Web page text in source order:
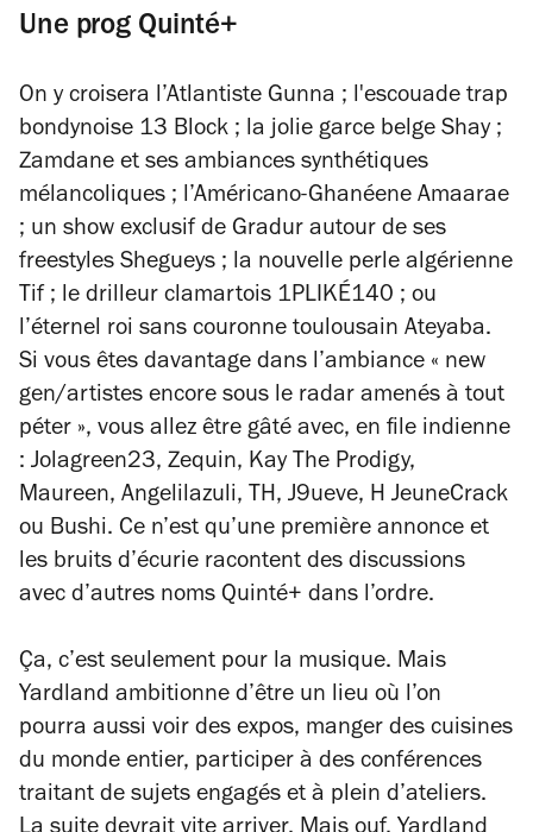
Une prog Quinté+
On y croisera l’Atlantiste Gunna ; l'escouade trap
bondynoise 13 Block ; la jolie garce belge Shay ;
Zamdane et ses ambiances synthétiques
mélancoliques ; l’Américano-Ghanéene Amaarae
; un show exclusif de Gradur autour de ses
freestyles Shegueys ; la nouvelle perle algérienne
Tif ; le drilleur clamartois 1PLIKÉ140 ; ou
l’éternel roi sans couronne toulousain Ateyaba.
Si vous êtes davantage dans l’ambiance « new
gen/artistes encore sous le radar amenés à tout
péter », vous allez être gâté avec, en file indienne
: Jolagreen23, Zequin, Kay The Prodigy,
Maureen, Angelilazuli, TH, J9ueve, H JeuneCrack
ou Bushi. Ce n’est qu’une première annonce et
les bruits d’écurie racontent des discussions
avec d’autres noms Quinté+ dans l’ordre.
Ça, c’est seulement pour la musique. Mais
Yardland ambitionne d’être un lieu où l’on
pourra aussi voir des expos, manger des cuisines
du monde entier, participer à des conférences
traitant de sujets engagés et à plein d’ateliers.